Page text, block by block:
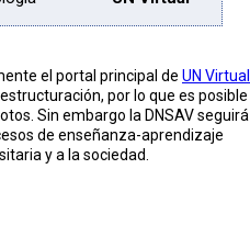
el portal principal de UN Virtual
por lo que es posible
Sin embargo la DNSAVseguirá
de enseñanza-aprendizaje
y a la sociedad.